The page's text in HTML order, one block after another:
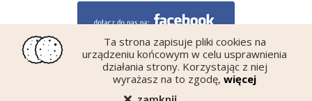
Ta strona zapisuje pliki cookies na
urządzeniu końcowym w celu usprawnienia
działania strony. Korzystając z niej
wyrażasz na to zgodę, więcej